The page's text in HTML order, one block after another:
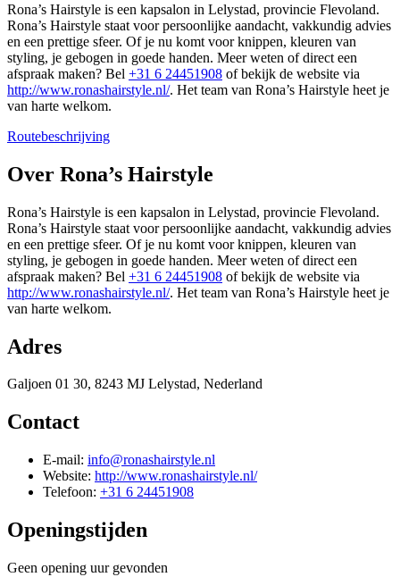
Rona’s Hairstyle is een kapsalon in Lelystad, provincie Flevoland.
Rona’s Hairstyle staat voor persoonlijke aandacht, vakkundig advies
en een prettige sfeer. Of je nu komt voor knippen, kleuren van
styling, je gebogen in goede handen. Meer weten of direct een
afspraak maken? Bel +31 6 24451908 of bekijk de website via
http://www.ronashairstyle.nl/. Het team van Rona’s Hairstyle heet je
van harte welkom.
Routebeschrijving
+
Over Rona’s Hairstyle
Rona’s Hairstyle is een kapsalon in Lelystad, provincie Flevoland.
Rona’s Hairstyle staat voor persoonlijke aandacht, vakkundig advies
en een prettige sfeer. Of je nu komt voor knippen, kleuren van
styling, je gebogen in goede handen. Meer weten of direct een
afspraak maken? Bel +31 6 24451908 of bekijk de website via
http://www.ronashairstyle.nl/. Het team van Rona’s Hairstyle heet je
van harte welkom.
Adres
Galjoen 01 30, 8243 MJ Lelystad, Nederland
Contact
E-mail: info@ronashairstyle.nl
Website: http://www.ronashairstyle.nl/
Telefoon: +31 6 24451908
Openingstijden
Geen opening uur gevonden